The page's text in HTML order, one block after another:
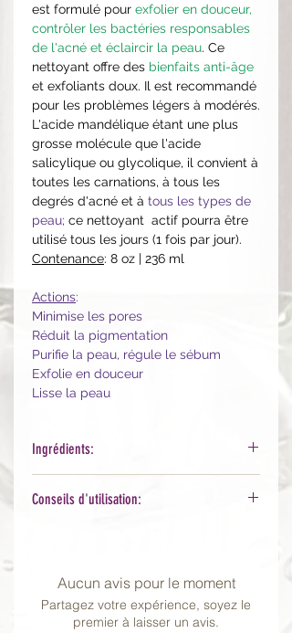
est formulé pour exfolier en douceur,
contrôler les bactéries responsables
de l'acné et éclaircir la peau. Ce
nettoyant offre des bienfaits anti-âge
et exfoliants doux. Il est recommandé
pour les problèmes légers à modérés.
L'acide mandélique étant une plus
grosse molécule que l'acide
salicylique ou glycolique, il convient à
toutes les carnations, à tous les
degrés d'acné et à tous les types de
peau; ce nettoyant actif pourra être
utilisé tous les jours (1 fois par jour).
Contenance: 8 oz | 236 ml
Actions:
Minimise les pores
Réduit la pigmentation
Purifie la peau, régule le sébum
Exfolie en douceur
Lisse la peau
Ingrédients:
Flower Extract, Camellia Sinensis
Glucoside, Ethylhexylglycerin, Glyceri
n, Hexylene Glycol, Mandelic
Acid, Panthenol, Pentylene
Conseils d'utilisation:
pour créer de la mousse. Massez
doucement la zone à nettoyer
environ 1 minute puis rincer à l'eau.
Aucun avis pour le moment
Partagez votre expérience, soyez le
premier à laisser un avis.